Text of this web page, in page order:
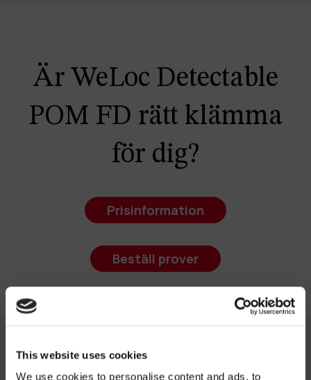
This website uses cookies
We use cookies to personalise content and ads, to
Är WeLoc Detectable
POM FD rätt klämma
för dig?
Prisinformation
Beställ prover